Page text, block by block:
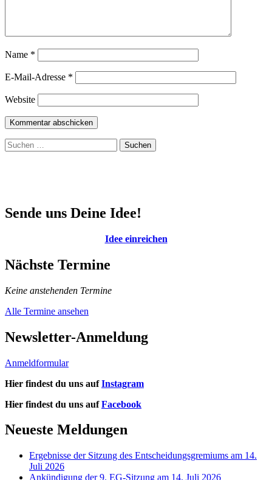
Name *
E-Mail-Adresse *
Website
Suchen
nach:
Sende uns Deine Idee!
Idee einreichen
Nächste Termine
Keine anstehenden Termine
Alle Termine ansehen
Newsletter-Anmeldung
Anmeldformular
Hier findest du uns aufInstagram
Hier findest du uns aufFacebook
Neueste Meldungen
Ergebnisse der Sitzung des Entscheidungsgremiums am 14.
Juli 2026
Ankündigung der 9. EG-Sitzung am 14. Juli 2026